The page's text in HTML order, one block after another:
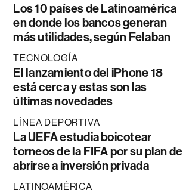
Los 10 países de Latinoamérica
en donde los bancos generan
más utilidades, según Felaban
TECNOLOGÍA
El lanzamiento del iPhone 18
está cerca y estas son las
últimas novedades
LÍNEA DEPORTIVA
La UEFA estudia boicotear
torneos de la FIFA por su plan de
abrirse a inversión privada
LATINOAMÉRICA